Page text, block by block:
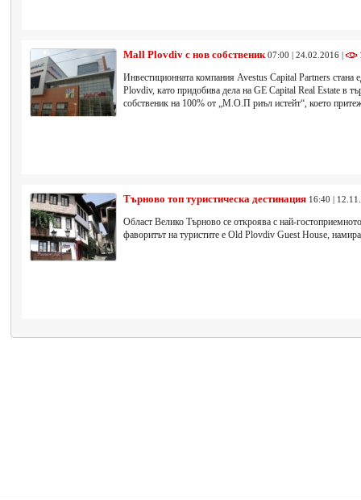
Mall Plovdiv с нов собственик 07:00 | 24.02.2016 |
Инвестиционната компания Avestus Capital Partners стана
Plovdiv, като придобива дела на GE Capital Real Estate в
собственик на 100% от „М.О.П риъл истейт“, което
Търново топ туристическа дестинация 16:40 |
Област Велико Търново се откроява с най-
фаворитът на туристите е Old Plovdiv Guest House,